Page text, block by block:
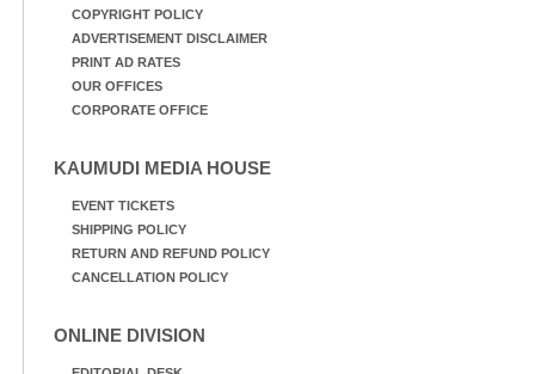
COPYRIGHT POLICY
ADVERTISEMENT DISCLAIMER
PRINT AD RATES
OUR OFFICES
CORPORATE OFFICE
KAUMUDI MEDIA HOUSE
EVENT TICKETS
SHIPPING POLICY
RETURN AND REFUND POLICY
CANCELLATION POLICY
ONLINE DIVISION